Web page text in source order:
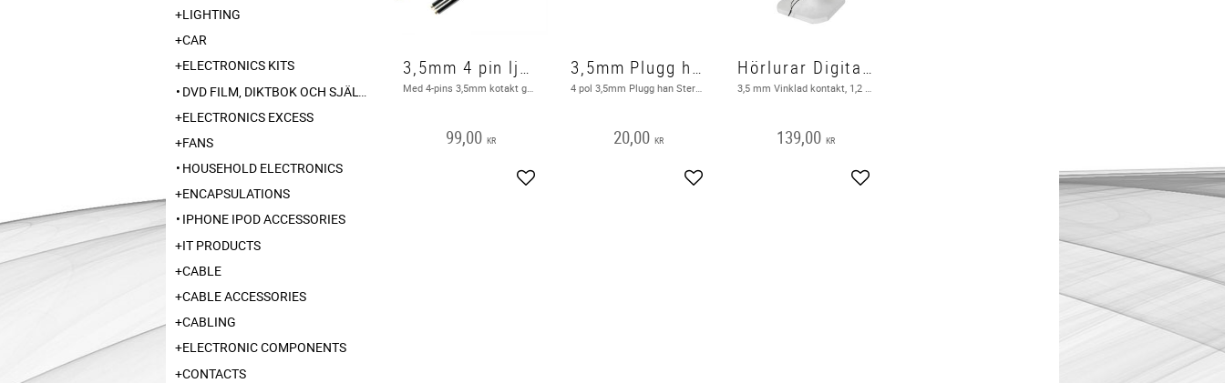
3,5mm 4 pin ljud, förlängningskabel, 1 Meter
Med 4-pins 3,5mm kotakt går både stereoljud och mikrofon genom samma kabel.​
99,00 KR
Add to favorites
3,5mm Plugg han 4pol Stereo Plast
4 pol 3,5mm Plugg han Stereo Plast
20,00 KR
Add to favorites
Hörlurar Digitala Stereo
3,5 mm Vinklad kontakt, 1,2 Meter
139,00 KR
Add to favorites
LIGHTING
CAR
ELECTRONICS KITS
DVD FILM, DIKTBOK OCH SJÄLVBIOGRAFI FRÅN SKARABORG
ELECTRONICS EXCESS
FANS
HOUSEHOLD ELECTRONICS
ENCAPSULATIONS
IPHONE IPOD ACCESSORIES
IT PRODUCTS
CABLE
CABLE ACCESSORIES
CABLING
ELECTRONIC COMPONENTS
CONTACTS